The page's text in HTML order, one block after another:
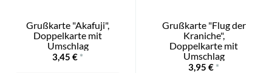
Grußkarte "Akafuji",
Doppelkarte mit
Umschlag
3,45 € *
Grußkarte "Flug der
Kraniche",
Doppelkarte mit
Umschlag
3,95 € *